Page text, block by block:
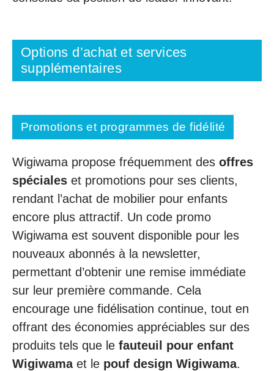
Options d’achat et services
supplémentaires
Promotions et programmes de fidélité
Wigiwama propose fréquemment des offres
spéciales et promotions pour ses clients,
rendant l’achat de mobilier pour enfants
encore plus attractif. Un code promo
Wigiwama est souvent disponible pour les
nouveaux abonnés à la newsletter,
permettant d’obtenir une remise immédiate
sur leur première commande. Cela
encourage une fidélisation continue, tout en
offrant des économies appréciables sur des
produits tels que le fauteuil pour enfant
Wigiwamaet le pouf design Wigiwama.